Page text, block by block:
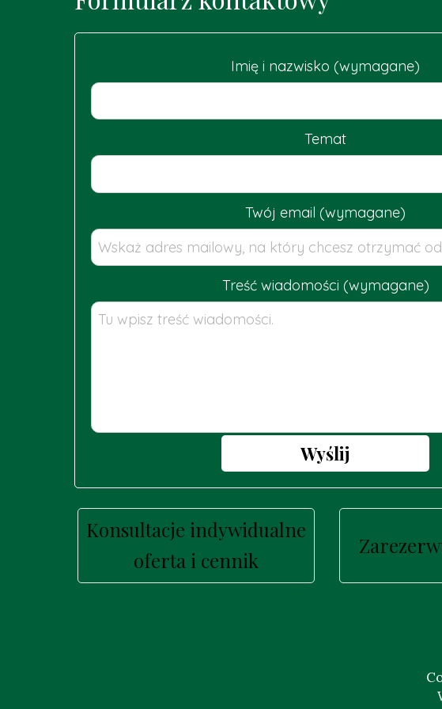
Konsultacje indywidualne
oferta i cennik
Imię i nazwisko (wymagane)
Temat
Twój email (wymagane)
Treść wiadomości (wymagane)
Wyślij